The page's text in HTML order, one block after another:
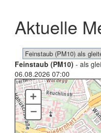
Aktuelle
Feinstaub (PM10) - als
06.08.2026 07:00
+
–